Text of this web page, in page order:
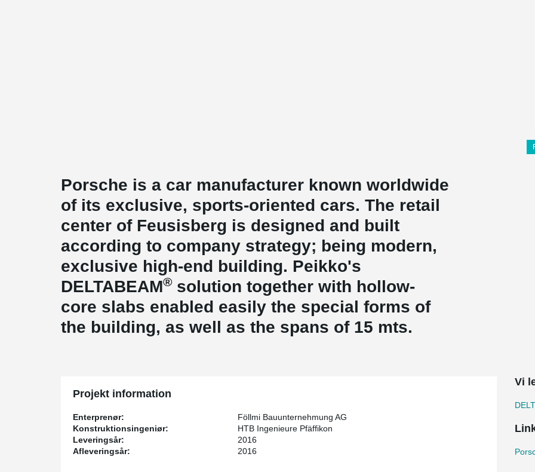
Porsche is a car manufacturer known worldwide
of its exclusive, sports-oriented cars. The retail
center of Feusisberg is designed and built
according to company strategy; being modern,
exclusive high-end building. Peikko's
DELTABEAM® solution together with hollow-
core slabs enabled easily the special forms of
the building, as well as the spans of 15 mts.
Projekt information
Enterprenør:
Föllmi Bauunternehmung AG
Konstruktionsingeniør:
HTB Ingenieure Pfäffikon
Leveringsår:
2016
Afleveringsår:
2016
Vi